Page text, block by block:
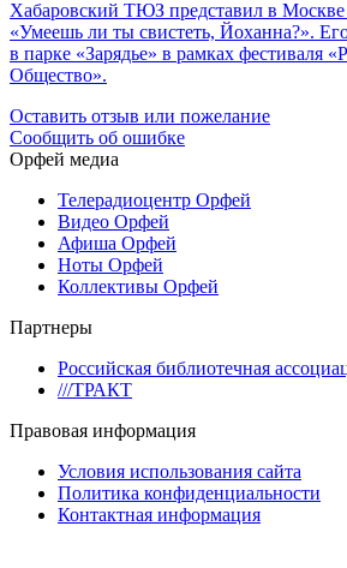
Хабаровский ТЮЗ представил в Москве
«Умеешь ли ты свистеть, Йоханна?».
в парке «Зарядье» в рамках фестиваля
Общество».
Оставить отзыв или пожелание
Сообщить об ошибке
Орфей медиа
Телерадиоцентр Орфей
Видео Орфей
Афиша Орфей
Ноты Орфей
Коллективы Орфей
Партнеры
Российская библиотечная
///ТРАКТ
Правовая информация
Условия использования сайта
Политика конфиденциальности
Контактная информация